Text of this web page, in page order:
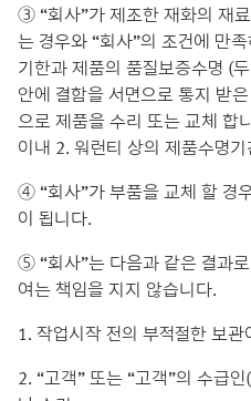
③ “회사”가 제조한 재화의 재
는 경우와 “회사”의 조건에 만
기한과 제품의 품질보증수명 (
안에 결함을 서면으로 통지 받
으로 제품을 수리 또는 교체 합
이내 2. 워런티 상의 제품수명
④ “회사”가 부품을 교체 할 경
이 됩니다.
⑤ “회사”는 다음과 같은 결과
여는 책임을 지지 않습니다.
1. 작업시작 전의 부적절한 보
2. “고객” 또는 “고객”의 수급